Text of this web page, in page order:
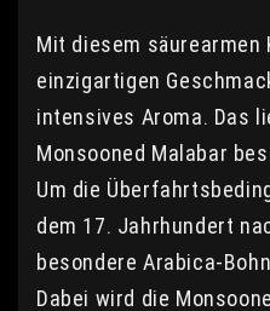
Mit diesem
einzigartigen
intensives Aroma. Das
Monsooned Malabar
Um die
dem 17. Jahrhundert
besondere Arabica-
Dabei wird die